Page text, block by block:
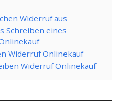
Widerruf aus
Schreiben eines
Widerruf Onlinekauf
Widerruf Onlinekauf